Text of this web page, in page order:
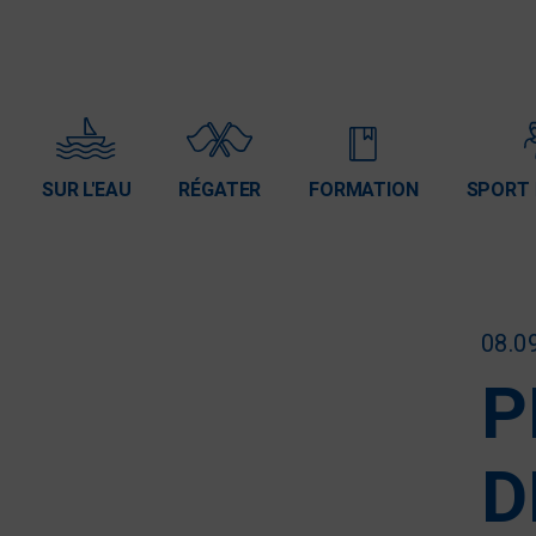
SUR L'EAU RÉGATER FORMATION SPORT